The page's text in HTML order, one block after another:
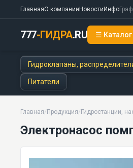
ГлавнаяО компании Новости Инфо
777-ГИДРА.RU ☰ Каталог
Гидроклапаны,
Питатели
Главная/ Продукция/ Гидростанции,
Электронасос помпа НГ-1-
Электронасос